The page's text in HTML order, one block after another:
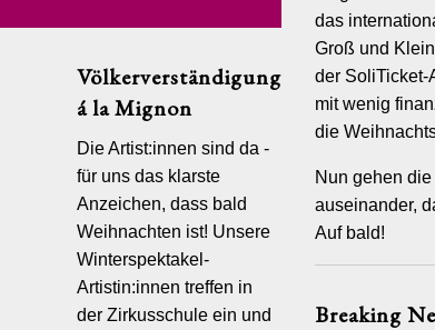
jährlich
Das
Völkerverständigung
á la Mignon
Die Artist:innen sind da -
für uns das klarste
Anzeichen, dass bald
Weihnachten ist! Unsere
Winterspektakel-
Artistin:innen treffen in
der Zirkusschule ein und
das
Groß und
der SoliTicket-
mit wenig
die
Nun gehen
auseinander,
Auf bald!
Breaking